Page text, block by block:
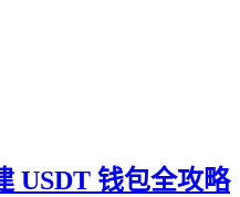
USDT 钱包全攻略